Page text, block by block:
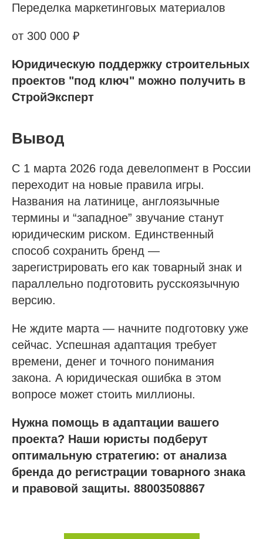
Переделка маркетинговых материалов
от 300 000 ₽
Юридическую поддержку строительных
проектов "под ключ" можно получить в
СтройЭксперт
Вывод
С 1 марта 2026 года девелопмент в России
переходит на новые правила игры.
Названия на латинице, англоязычные
термины и “западное” звучание станут
юридическим риском. Единственный
способ сохранить бренд —
зарегистрировать его как товарный знак и
параллельно подготовить русскоязычную
версию.
Не ждите марта — начните подготовку уже
сейчас. Успешная адаптация требует
времени, денег и точного понимания
закона. А юридическая ошибка в этом
вопросе может стоить миллионы.
Нужна помощь в адаптации вашего
проекта? Наши юристы подберут
оптимальную стратегию: от анализа
бренда до регистрации товарного знака
и правовой защиты. 88003508867
Напишите нам в мессенджер
Услуги
sro@sro-nostroy-nopriz.ru
Проспект Обуховской обороны, д.271, лит.
«А», БЦ «Обуховъ-центр», оф. 1109
9:00 - 18:00 Пн-Пт
Сообщество в Telegram
@sro_nostroy_nopriz1